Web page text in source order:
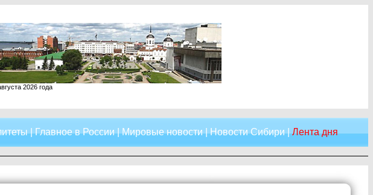
2026 года
|Главное в России|Мировые новости|Новости Сибири|Лента дня